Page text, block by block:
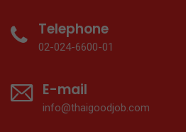
Telephone
02-024-6600-01
E-mail
info@thaigoodjob.com